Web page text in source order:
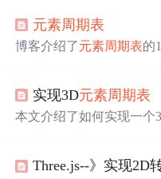
元素周期表
博客介绍了元素周期表的
分等。
实现3D元素周期表
本文介绍了如何实现一个
文件托管到GitHub仓库，
Three.js--》实现2D